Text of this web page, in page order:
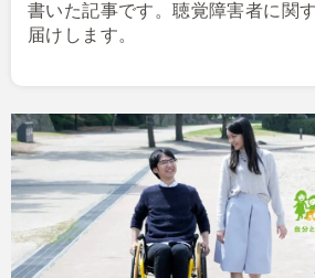
書いた記事です。聴覚障害者に関
届けします。